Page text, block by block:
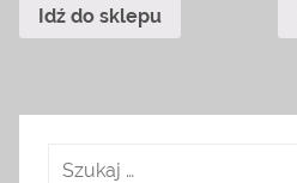
Idź do sklepu